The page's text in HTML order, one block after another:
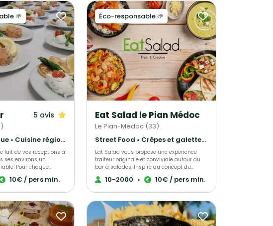
🌱
5 avis
Gastronomique • Cuisine régionale • Français Traditionnel
fait de vos réceptions à
ses environs un
Pour chaque
le choix entre cocktail,
repas, petits-
avec des
et nous favorisons les
des
10€ / pers min.
Éco-responsable 🌱
Eat Salad le Pian Médoc
Le Pian-Médoc (33)
Street Food • Crêpes et galettes • Pâtisseries et desserts
Eat Salad vous propose une expérience
traiteur originale et conviviale autour du
bar à salades. Inspiré du concept du
restaurant, notre service traiteur permet à
vos invités de composer leur salade sur
d’événements : congrès, événements
d’entreprise, séminaires, anniversaires,
mariages, événements associatifs ou
10-2000 • 10€ / pers min.